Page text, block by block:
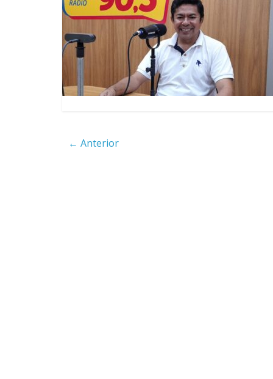
máxima para magistrados
Ministro do STF André
Mendonça precisa explicar
dúvidas no ar
← Anterior